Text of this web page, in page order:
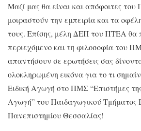
Μαζί μας θα είναι και απόφοιτες
μοιραστούν την εμπειρία και τα
τους. Επίσης, μέλη ΔΕΠ του ΠΤΕΑ θα
περιεχόμενο και τη φιλοσοφία του
απαντήσουν σε ερωτήσεις σας
ολοκληρωμένη εικόνα για το τι
Ειδική Αγωγή στο ΠΜΣ “Επιστήμες
Αγωγή” του Παιδαγωγικού Τμήματος
Πανεπιστημίου Θεσσαλίας!